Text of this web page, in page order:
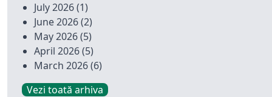
July 2026(1)
June 2026(2)
May 2026(5)
April 2026(5)
March 2026(6)
Vezi toată arhiva